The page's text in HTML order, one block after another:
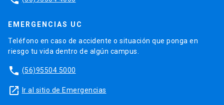
EMERGENCIAS UC
Teléfono en caso de accidente o situación que ponga en
riesgo tu vida dentro de algún campus.
phone (56)95504 5000
launch Ir al sitio de Emergencias